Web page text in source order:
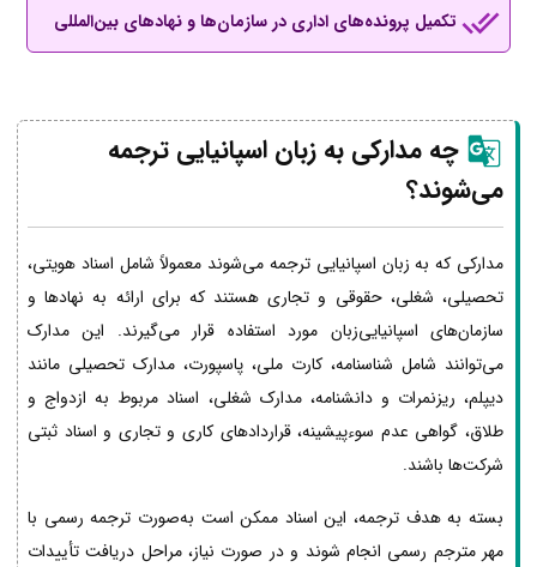
تکمیل پرونده‌های اداری در سازمان‌ها و نهادهای بین‌المللی
چه مدارکی به زبان اسپانیایی ترجمه
می‌شوند؟
مدارکی که به زبان اسپانیایی ترجمه می‌شوند معمولاً شامل اسناد هویتی،
تحصیلی، شغلی، حقوقی و تجاری هستند که برای ارائه به نهادها و
سازمان‌های اسپانیایی‌زبان مورد استفاده قرار می‌گیرند. این مدارک
می‌توانند شامل شناسنامه، کارت ملی، پاسپورت، مدارک تحصیلی مانند
دیپلم، ریزنمرات و دانشنامه، مدارک شغلی، اسناد مربوط به ازدواج و
طلاق، گواهی عدم سوءپیشینه، قراردادهای کاری و تجاری و اسناد ثبتی
شرکت‌ها باشند.
بسته به هدف ترجمه، این اسناد ممکن است به‌صورت ترجمه رسمی با
مهر مترجم رسمی انجام شوند و در صورت نیاز، مراحل دریافت تأییدات